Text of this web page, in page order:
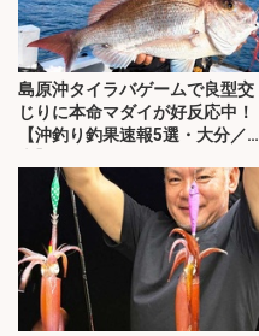
島原沖タイラバゲームで良型交
じりに本命マダイが好反応中！
【沖釣り釣果速報5選・大分／熊